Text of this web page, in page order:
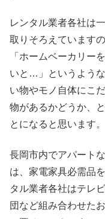
レンタル業者各社は
取りそろえています
「ホームベーカリー
いと…」というよう
い物やモノ自体にこ
物があるかどうか、
とになると思います。
長岡市内でアパート
は、家電家具必需品
タル業者各社はテレ
団など組み合わせた